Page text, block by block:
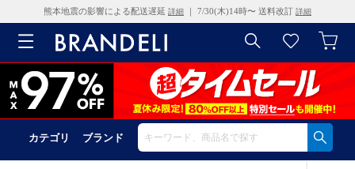
熊本地震の影響による配送遅延 詳細 ｜ 7/30(木)14時〜 送料改訂 詳細
カテゴリ ブランド